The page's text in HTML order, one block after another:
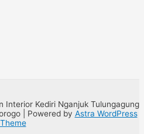
Kediri Nganjuk Tulungagung
| Powered by Astra WordPress
Theme